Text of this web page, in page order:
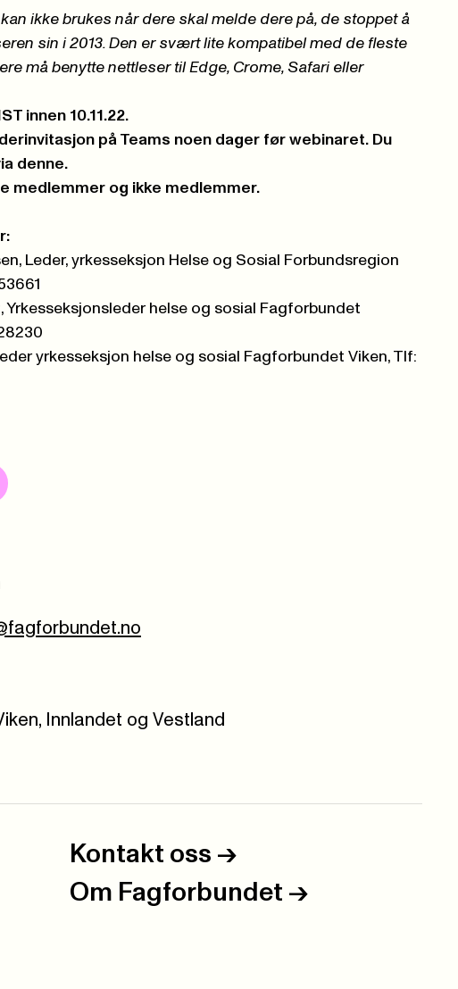
ikke brukes når dere skal melde dere på, de stoppet å
sin i 2013. Den er svært lite kompatibel med de fleste
må benytte nettleser til Edge, Crome, Safari eller
innen 10.11.22.
på Teams noen dager før webinaret. Du
denne.
medlemmer og ikke medlemmer.
Leder, yrkesseksjon Helse og Sosial Forbundsregion
Yrkesseksjonsleder helse og sosial Fagforbundet
yrkesseksjon helse og sosial Fagforbundet Viken, Tlf:
Innlandet og Vestland
Kontakt oss ->
Om Fagforbundet ->